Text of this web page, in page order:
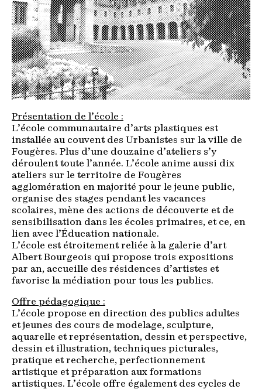
Présentation de l’école :
L’école communautaire d’arts plastiques est
installée au couvent des Urbanistes sur la ville de
Fougères. Plus d’une douzaine d’ateliers s’y
déroulent toute l’année. L’école anime aussi dix
ateliers sur le territoire de Fougères
agglomération en majorité pour le jeune public,
organise des stages pendant les vacances
scolaires, mène des actions de découverte et de
sensibilisation dans les écoles primaires, et ce, en
lien avec l’Éducation nationale.
L’école est étroitement reliée à la galerie d’art
Albert Bourgeois qui propose trois expositions
par an, accueille des résidences d’artistes et
favorise la médiation pour tous les publics.
Offre pédagogique :
L’école propose en direction des publics adultes
et jeunes des cours de modelage, sculpture,
aquarelle et représentation, dessin et perspective,
dessin et illustration, techniques picturales,
pratique et recherche, perfectionnement
artistique et préparation aux formations
artistiques. L’école offre également des cycles de